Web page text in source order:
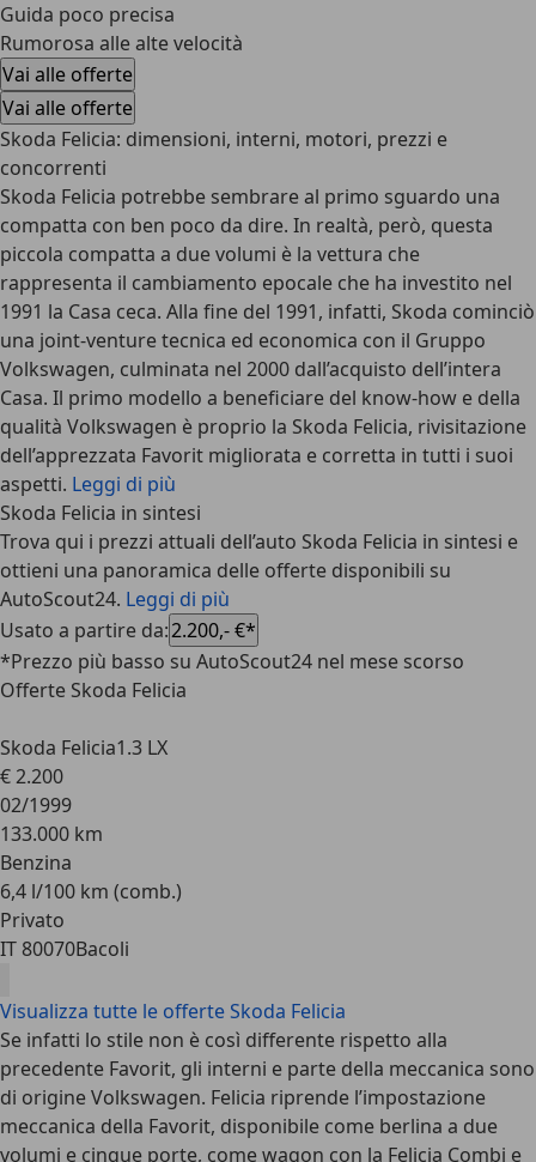
Guida poco precisa
Rumorosa alle alte velocità
Vai alle offerte
Vai alle offerte
Skoda Felicia: dimensioni, interni, motori, prezzi e
concorrenti
Skoda Felicia potrebbe sembrare al primo sguardo una
compatta con ben poco da dire. In realtà, però, questa
piccola compatta a due volumi è la vettura che
rappresenta il cambiamento epocale che ha investito nel
1991 la Casa ceca. Alla fine del 1991, infatti, Skoda cominciò
una joint-venture tecnica ed economica con il Gruppo
Volkswagen, culminata nel 2000 dall’acquisto dell’intera
Casa. Il primo modello a beneficiare del know-how e della
qualità Volkswagen è proprio la Skoda Felicia, rivisitazione
dell’apprezzata Favorit migliorata e corretta in tutti i suoi
aspetti. Leggi di più
Skoda Felicia in sintesi
Trova qui i prezzi attuali dell’auto Skoda Felicia in sintesi e
ottieni una panoramica delle offerte disponibili su
AutoScout24. Leggi di più
Usato a partire da:2.200,- €*
*Prezzo più basso su AutoScout24 nel mese scorso
Offerte Skoda Felicia
Skoda Felicia1.3 LX
€ 2.200
02/1999
133.000 km
Benzina
6,4 l/100 km (comb.)
Privato
IT 80070Bacoli
Visualizza tutte le offerte Skoda Felicia
Se infatti lo stile non è così differente rispetto alla
precedente Favorit, gli interni e parte della meccanica sono
di origine Volkswagen. Felicia riprende l’impostazione
meccanica della Favorit, disponibile come berlina a due
volumi e cinque porte, come wagon con la Felicia Combi e